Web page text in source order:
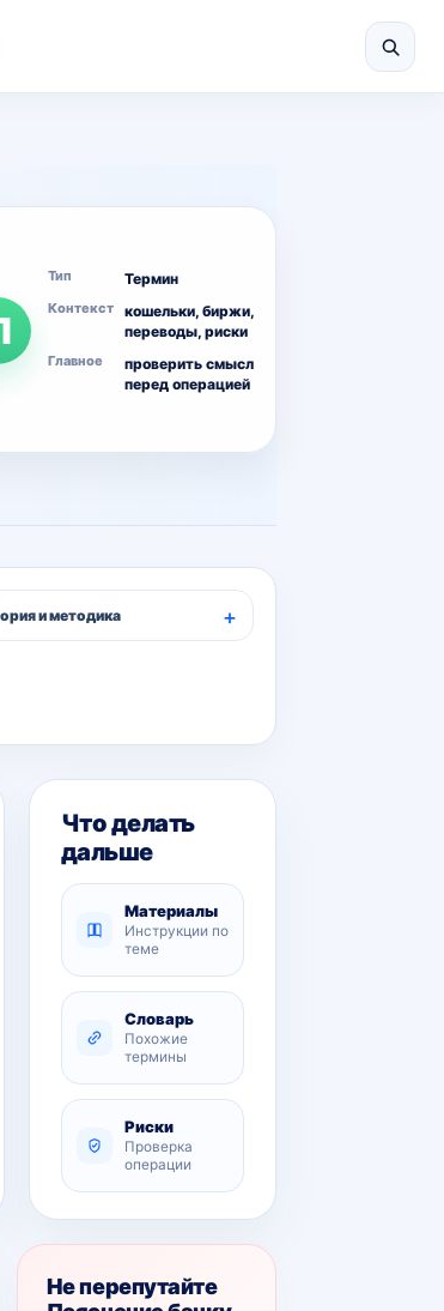
Тип Термин
Контекст
кошельки, биржи,
переводы, риски
Главное
проверить смысл
перед операцией
и методика
Что делать
дальше
Материалы
Инструкции по
теме
Словарь
Похожие
термины
Риски
Проверка
операции
Не перепутайте